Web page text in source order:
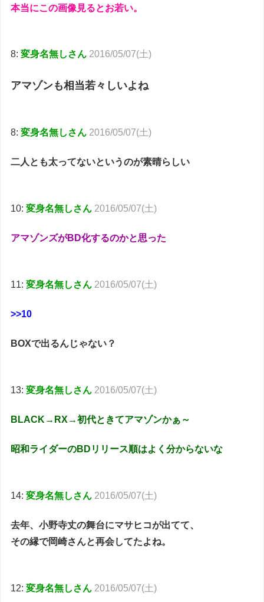
本当にこの画像見るとお若い。
8:変身名無しさん 2016/05/07(土)
アマゾンも相当若々しいよね
8:変身名無しさん 2016/05/07(土)
二人とも太ってないというのが素晴らしい
10:変身名無しさん 2016/05/07(土)
アマゾンズがBD化するのかと思った
11:変身名無しさん 2016/05/07(土)
>>10
BOXで出るんじゃない？
13:変身名無しさん 2016/05/07(土)
BLACK→RX→初代ときてアマゾンかぁ～
昭和ライダーのBDリリース順はよく分からないな
14:変身名無しさん 2016/05/07(土)
去年、小野寺丈の舞台にマサヒコが出てて、
その縁で岡崎さんと再会してたよね。
12:変身名無しさん 2016/05/07(土)